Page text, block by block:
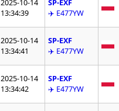
2025-10-14
13:34:39
SP-EXF
✈️ E477YW
2025-10-14
13:34:41
SP-EXF
✈️ E477YW
2025-10-14
13:34:42
SP-EXF
✈️ E477YW